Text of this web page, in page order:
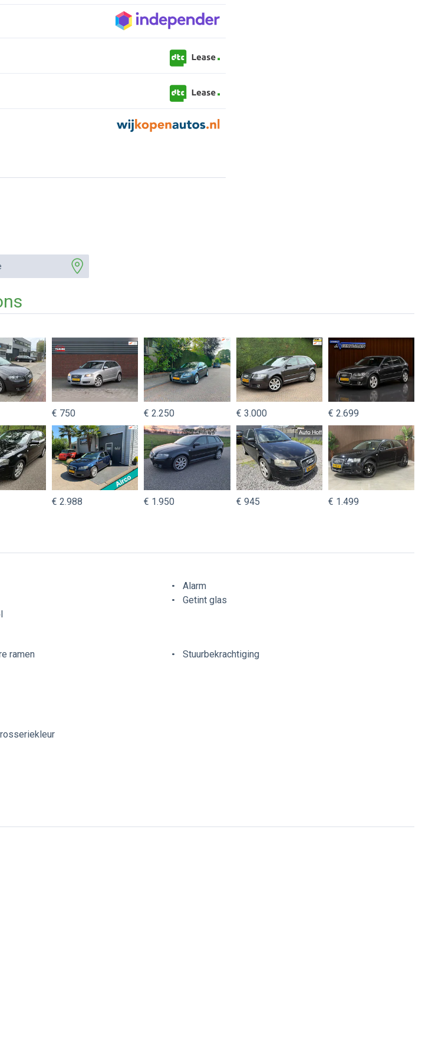
€ 750 € 2.250 € 3.000 € 2.699
€ 2.988 € 1.950 € 945 € 1.499
Alarm
Getint glas
ramen Stuurbekrachtiging